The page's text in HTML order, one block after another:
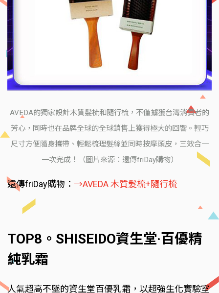
AVEDA的獨家設計木質髮梳和隨行梳，不僅擄獲台灣消費者的
芳心，同時也在品牌全球的全球銷售上獲得極大的回響。輕巧
尺寸方便隨身攜帶、輕鬆梳理髮絲並同時按摩頭皮，三效合一
一次完成！（圖片來源：遠傳friDay購物）
遠傳friDay購物： →AVEDA 木質髮梳+隨行梳
TOP8。SHISEIDO資生堂·百優精
純乳霜
人氣超高不墜的資生堂百優乳霜，以超強生化實驗室